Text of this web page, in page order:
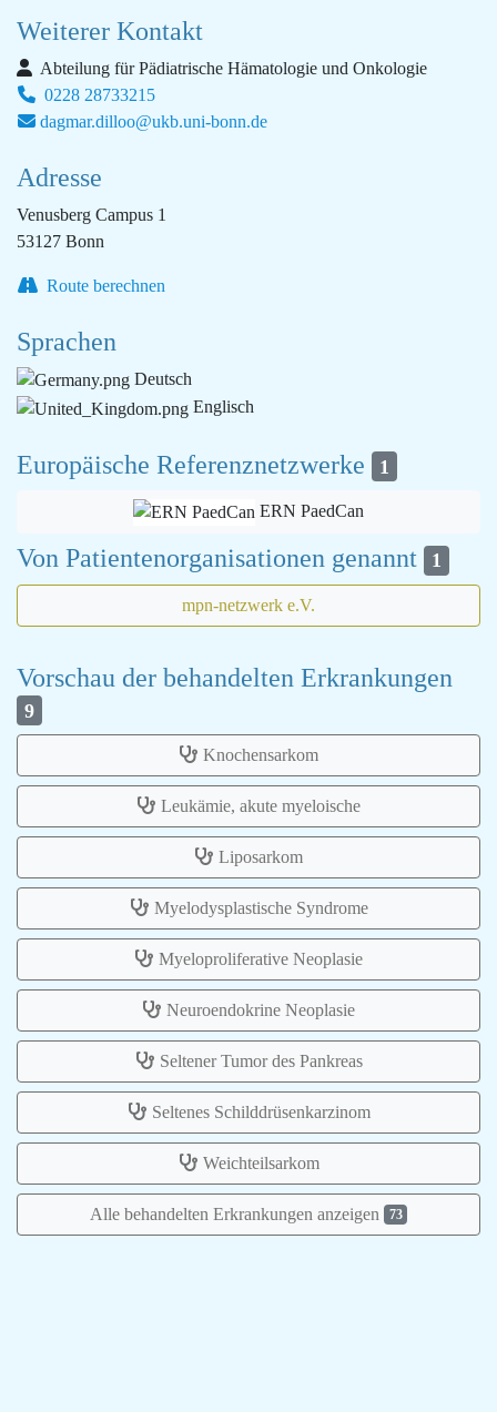
Weiterer Kontakt
Abteilung für Pädiatrische Hämatologie und Onkologie
0228 28733215
dagmar.dilloo@ukb.uni-bonn.de
Adresse
Venusberg Campus 1
53127 Bonn
Route berechnen
Sprachen
Deutsch
Englisch
Europäische Referenznetzwerke 1
ERN PaedCan
Von Patientenorganisationen genannt 1
mpn-netzwerk e.V.
Vorschau der behandelten Erkrankungen
9
Knochensarkom
Leukämie, akute myeloische
Liposarkom
Myelodysplastische Syndrome
Myeloproliferative Neoplasie
Neuroendokrine Neoplasie
Seltener Tumor des Pankreas
Seltenes Schilddrüsenkarzinom
Weichteilsarkom
Alle behandelten Erkrankungen anzeigen 73